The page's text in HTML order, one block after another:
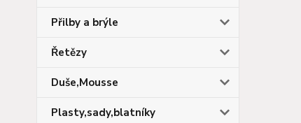
Přilby a brýle
Řetězy
Duše,Mousse
Plasty,sady,blatníky